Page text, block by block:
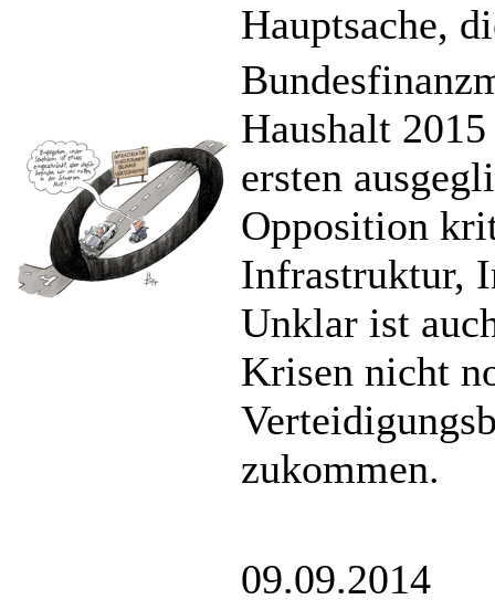
Hauptsache,
Haushalt
ersten
Opposition
Infrastruktur,
Unklar ist
Krisen nicht
zukommen.
09.09.2014